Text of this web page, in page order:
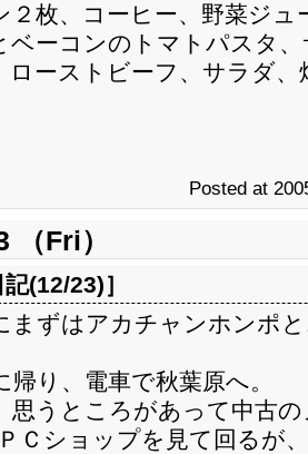
２枚、コーヒー、野菜ジュ
ベーコンのトマトパスタ
ローストビーフ、サラダ
Posted at
（Fri）
記(12/23)］
まずはアカチャンホンポ
帰り、電車で秋葉原へ。
思うところがあって中古
Ｃショップを見て回るが